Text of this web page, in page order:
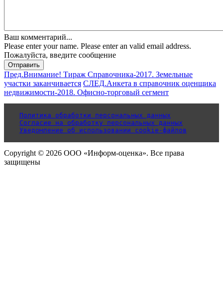
Ваш комментарий...
Please enter your name. Please enter an valid email address.
Пожалуйста, введите сообщение
Отправить
Пред.Внимание! Тираж Справочника-2017. Земельные
участки заканчивается СЛЕД.Анкета в справочник оценщика
недвижимости-2018. Офисно-торговый сегмент
Политика обработки персональных данных
Согласие на обработку персональных данных
Уведомление об использовании cookie-файлов
Copyright © 2026 ООО «Информ-оценка». Все права
защищены